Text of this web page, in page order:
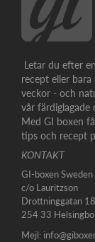
Letar du efter
recept eller
veckor - och
vår färdiglagade
Med GI boxen
tips och recept
KONTAKT
GI-boxen
c/o Lauritzson
Drottninggatan
254 33
Mejl: